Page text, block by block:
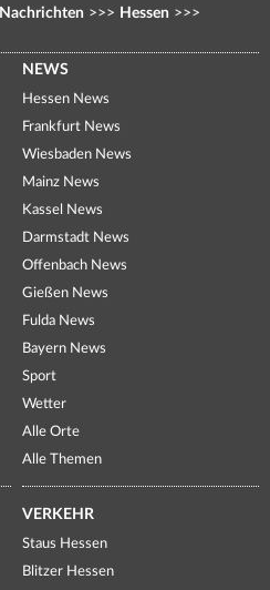
Nachrichten >>> Hessen >>>
NEWS
Hessen News
Frankfurt News
Wiesbaden News
Mainz News
Kassel News
Darmstadt News
Offenbach News
Gießen News
Fulda News
Bayern News
Sport
Wetter
Alle Orte
Alle Themen
VERKEHR
Staus Hessen
Blitzer Hessen